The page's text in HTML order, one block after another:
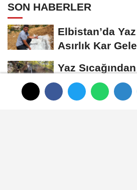
SON HABERLER
Elbistan’da Yaz
Asırlık Kar
Yaz
Adresi Savruk